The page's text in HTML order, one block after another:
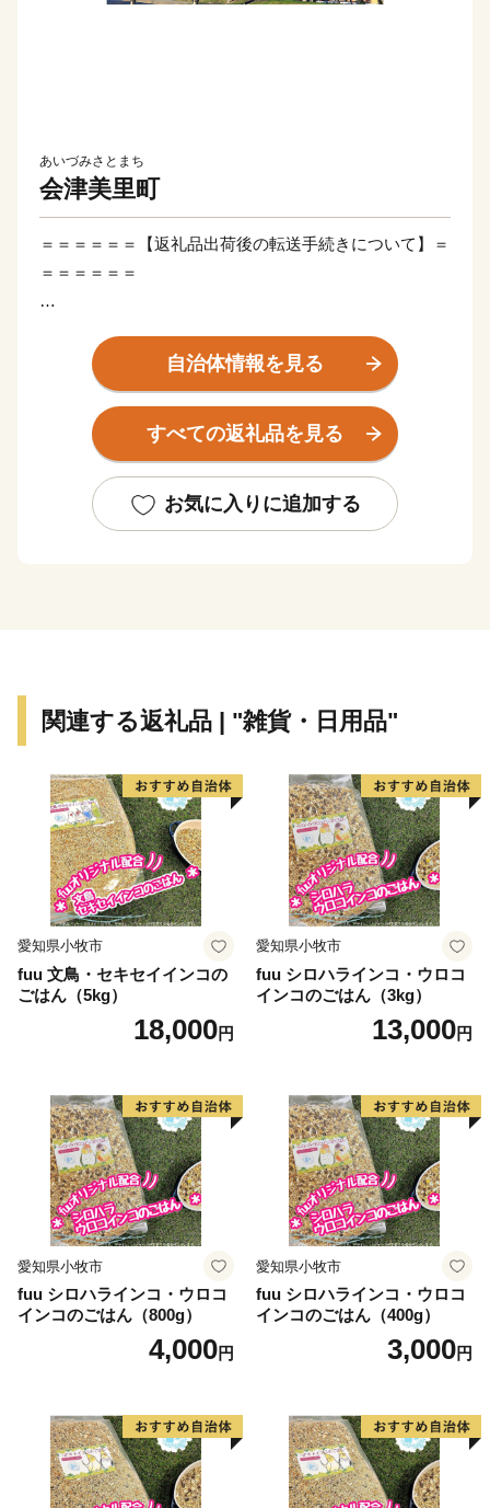
あいづみさとまち
会津美里町
＝＝＝＝＝＝【返礼品出荷後の転送手続きについて】＝
＝＝＝＝＝＝
無料でございましたが、6月1日(木)の荷受け分より、転
送処理がお受け取り人様着払いにて有償対応となるとヤ
マト運輸より案内がございました。
詳細はヤマト運輸公式HPでのご案内をご覧ください。
ついては6月1日(木)以降、返礼品出荷後に住所の変更が
あった場合の転送にかかる費用についてはお受け取り人
また、佐川急便においては従来より有償での転送手続き
幸いです。
＝＝＝＝＝＝＝＝＝＝＝＝＝＝＝＝＝＝＝＝＝＝＝＝＝
＝＝＝＝＝＝＝
会津美里町は、平成17年10月に旧会津高田町、旧会津
本郷町、旧新鶴村の3町村合併により誕生しました。福
肥沃な土壌の扇状地からなり、その中を良好な水質の阿
続特A認定のコシヒカリや、肉厚な会津高田梅、皇室へ
の献上柿として知られるみしらず柿など、農業が盛んで
す。また、野口英世博士ゆかりの由緒ある神社仏閣や東
北最古とされる伝統産業・会津本郷焼など、歴史や文化
にも恵まれています。
会津美里町には、磐梯山や会津盆地を一望できる温泉宿
泊施設もございます。緑豊かな環境で、会津の食材を中
心とした和食膳に舌鼓を打ち、日頃の疲れを癒しにぜひ
おいでください。
自治体情報を見る
すべての返礼品を見る
お気に入りに追加する
関連する返礼品 | "雑貨・日用品"
愛知県小牧市
fuu 文鳥・セキセイインコの
ごはん（5kg）
18,000円
愛知県小牧市
fuu シロハラインコ・ウロコ
インコのごはん（3kg）
13,000円
愛知県小牧市
fuu シロハラインコ・ウロコ
インコのごはん（800g）
4,000円
愛知県小牧市
fuu シロハラインコ・ウロコ
インコのごはん（400g）
3,000円